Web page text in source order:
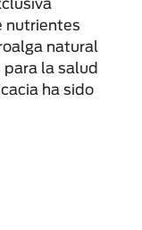
nutrientes
natural
la salud
ha sido